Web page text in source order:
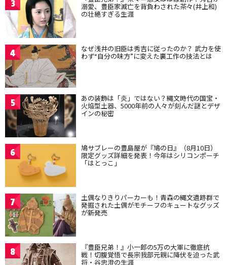
3 溺愛、豊臣家滅亡を背負わされた茶々(井上和)
の壮絶すぎる生涯
4 なぜ浅井の旧臣は秀吉に従ったのか？ 武力を使
わず“自分の味方”に変えた裏工作の技法とは
5 あの装飾は「炎」ではない？縄文時代の国宝・
火焔型土器、5000年前の人々が刻んだ謎とデザ
インの秘密
6 鳩サブレーの豊島屋が『鳩の日』（8月10日）
限定グッズ詳細を発表！今年はシリコンポーチ
「はとっこ」
7 土偶なりきりパーカーも！青森の縄文遺跡群で
発掘された土偶がモチーフのキュートなグッズ
が新発売
8 『豊臣兄弟！』小一郎の5万の大軍に徹底抗
戦！切腹覚悟で長宗我部元親に降伏を迫った武
将・谷忠澄の生涯